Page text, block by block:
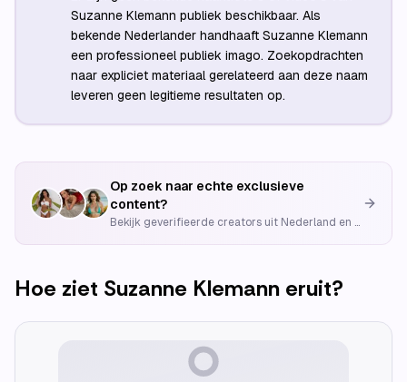
Suzanne Klemann publiek beschikbaar. Als
bekende Nederlander handhaaft Suzanne Klemann
een professioneel publiek imago. Zoekopdrachten
naar expliciet materiaal gerelateerd aan deze naam
leveren geen legitieme resultaten op.
Op zoek naar echte exclusieve
content?
Bekijk geverifieerde creators uit Nederland en België
Hoe ziet Suzanne Klemann eruit?